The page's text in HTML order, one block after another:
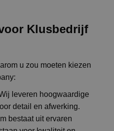
Klusbedrijf
u zou moeten kiezen
leveren hoogwaardige
detail en afwerking.
bestaat uit ervaren